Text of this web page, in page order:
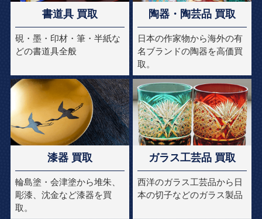
書道具 買取
硯・墨・印材・筆・半紙な
どの書道具全般
陶器・陶芸品 買取
日本の作家物から海外の有
名ブランドの陶器を高価買
取。
漆器 買取
輪島塗・会津塗から堆朱、
彫漆、沈金など漆器を買
取。
ガラス工芸品 買取
西洋のガラス工芸品から日
本の切子などのガラス製品